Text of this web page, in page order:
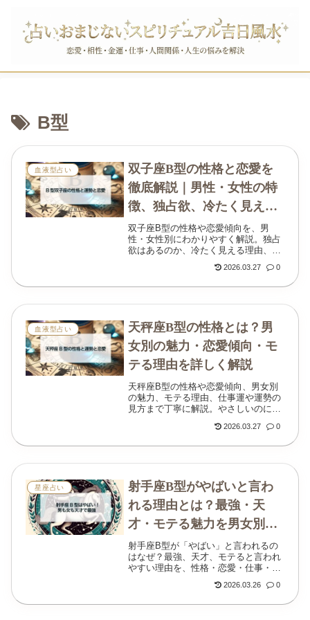
B型
血液型占い
双子座B型の性格と恋愛を
徹底解説｜男性・女性の特
徴、独占欲、冷たく見える
理由まで
双子座B型の性格や恋愛傾向を、男
性・女性別にわかりやすく解説。独占
欲はあるのか、冷たく見える理由、仕
2026.03.27 0
血液型占い
天秤座B型の性格とは？男
女別の魅力・恋愛傾向・モ
テる理由を詳しく解説
天秤座B型の性格や恋愛傾向、男女別
の魅力、モテる理由、仕事運や運勢の
見方まで丁寧に解説。やさしいのに本
2026.03.27 0
星座占い
射手座B型がやばいと言わ
れる理由とは？最強・天
才・モテる魅力を男女別に
解説
射手座B型が「やばい」と言われるの
はなぜ？最強、天才、モテると言われ
やすい理由を、性格・恋愛・仕事・人
2026.03.26 0